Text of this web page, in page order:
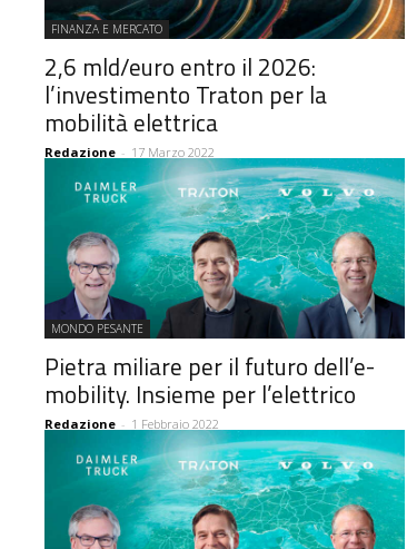
FINANZA E MERCATO
2,6 mld/euro entro il 2026:
l’investimento Traton per la
mobilità elettrica
Redazione - 17 Marzo 2022
MONDO PESANTE
Pietra miliare per il futuro dell’e-
mobility. Insieme per l’elettrico
Redazione - 1 Febbraio 2022